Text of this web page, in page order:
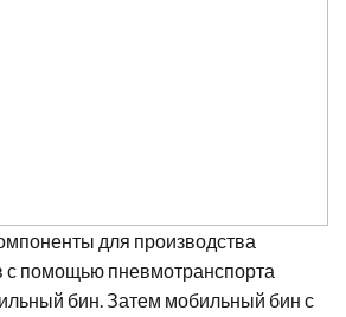
для производства
с помощью пневмотранспорта
бин. Затем мобильный бин с